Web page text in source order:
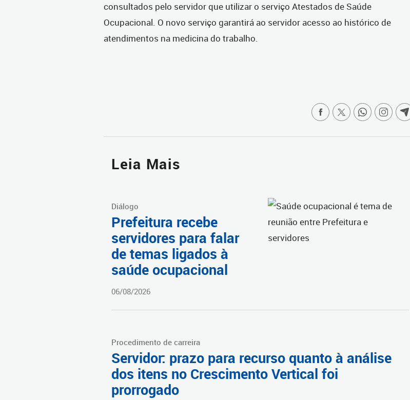
consultados pelo servidor que utilizar o serviço Atestados de Saúde
Ocupacional. O novo serviço garantirá ao servidor acesso ao histórico de
atendimentos na medicina do trabalho.
Leia Mais
Diálogo
Prefeitura recebe
servidores para falar
de temas ligados à
saúde ocupacional
06/08/2026
Procedimento de carreira
Servidor: prazo para recurso quanto à análise
dos itens no Crescimento Vertical foi
prorrogado